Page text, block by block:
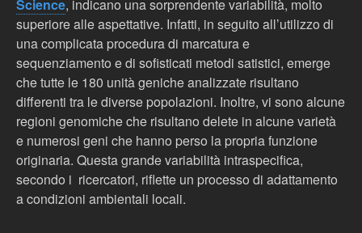
Science, indicano una sorprendente variabilità, molto
superiore alle aspettative. Infatti, in seguito all’utilizzo di
una complicata procedura di marcatura e
sequenziamento e di sofisticati metodi satistici, emerge
che tutte le 180 unità geniche analizzate risultano
differenti tra le diverse popolazioni. Inoltre, vi sono alcune
regioni genomiche che risultano delete in alcune varietà
e numerosi geni che hanno perso la propria funzione
originaria. Questa grande variabilità intraspecifica,
secondo i ricercatori, riflette un processo di adattamento
a condizioni ambientali locali.